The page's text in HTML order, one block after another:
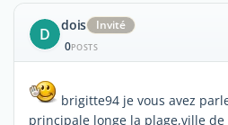
D dois
Invité
0POSTS
brigitte94 je vous avez
principale longe la plage,ville de